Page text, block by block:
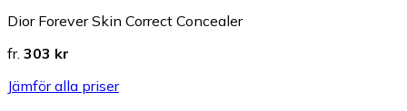
Dior Forever Skin Correct Concealer
fr. 303 kr
Jämför alla priser